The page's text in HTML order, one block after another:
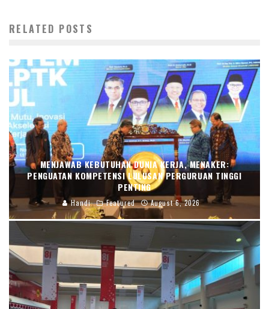
RELATED POSTS
MENJAWAB KEBUTUHAN DUNIA KERJA, MENAKER:
PENGUATAN KOMPETENSI LULUSAN PERGURUAN TINGGI
PENTING
Handi Featured August 6, 2026